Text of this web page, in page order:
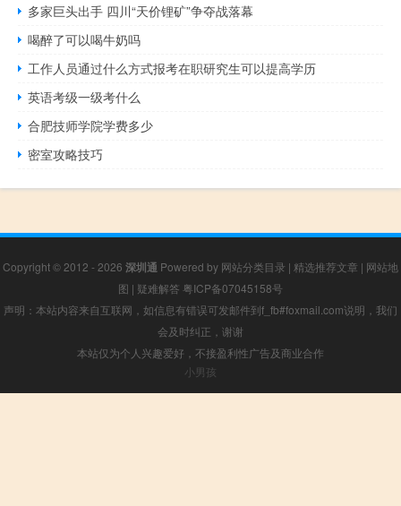
多家巨头出手 四川“天价锂矿”争夺战落幕
喝醉了可以喝牛奶吗
工作人员通过什么方式报考在职研究生可以提高学历
英语考级一级考什么
合肥技师学院学费多少
密室攻略技巧
Copyright © 2012 - 2026 深圳通 Powered by 网站分类目录 | 精选推荐文章 | 网站地
图 | 疑难解答 粤ICP备07045158号
声明：本站内容来自互联网，如信息有错误可发邮件到f_fb#foxmail.com说明，我们
会及时纠正，谢谢
本站仅为个人兴趣爱好，不接盈利性广告及商业合作
小男孩